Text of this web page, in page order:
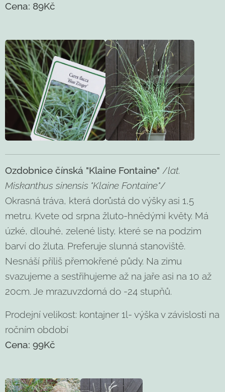
Cena: 89Kč
Ozdobnice čínská "Klaine Fontaine" /lat.
Miskanthus sinensis "Klaine Fontaine"/
Okrasná tráva, která dorůstá do výšky asi 1,5
metru. Kvete od srpna žluto-hnědými květy. Má
úzké, dlouhé, zelené listy, které se na podzim
barví do žluta. Preferuje slunná stanoviště.
Nesnáší příliš přemokřené půdy. Na zimu
svazujeme a sestřihujeme až na jaře asi na 10 až
20cm. Je mrazuvzdorná do -24 stupňů.
Prodejní velikost: kontajner 1l- výška v závislosti na
ročním období
Cena: 99Kč